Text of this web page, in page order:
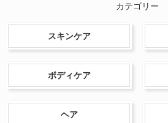
カテゴリー
スキンケア
ボディケア
ヘア